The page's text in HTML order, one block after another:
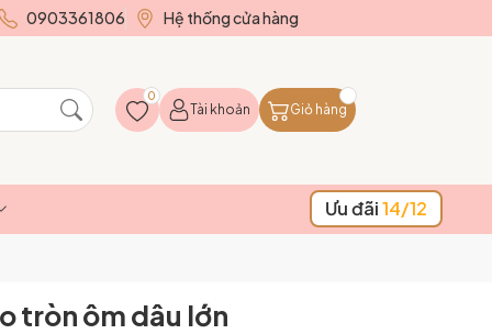
0903361806 Hệ thống cửa hàng
0
Tài khoản Giỏ hàng
Ưu đãi14/12
tròn ôm dâu lớn